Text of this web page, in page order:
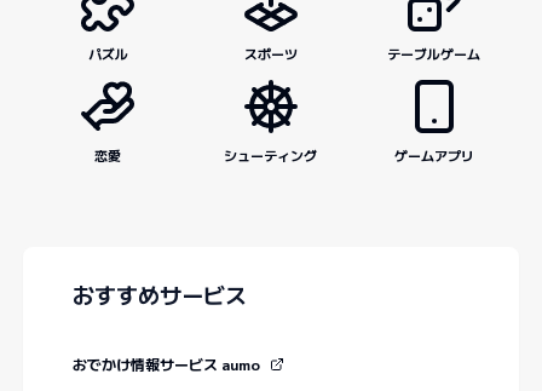
パズル スポーツ テーブルゲーム
恋愛 シューティング ゲームアプリ
おすすめサービス
おでかけ情報サービス aumo